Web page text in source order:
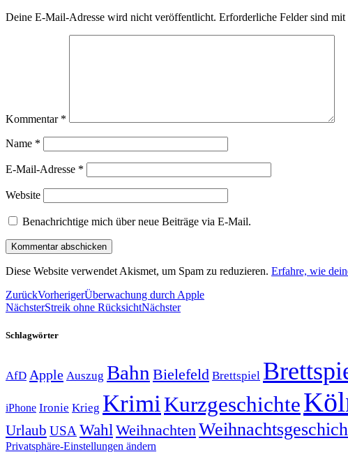
Deine E-Mail-Adresse wird nicht veröffentlicht. Erforderliche Felder sind mit
Kommentar *
Name *
E-Mail-Adresse *
Website
Benachrichtige mich über neue Beiträge via E-Mail.
Diese Website verwendet Akismet, um Spam zu reduzieren. Erfahre, wie
ZurückVorherigerÜberwachung durch Apple
NächsterStreik ohne RücksichtNächster
Schlagwörter
AfD Apple Auszug Bahn Bielefeld Brettspiel
iPhone Ironie Krieg Krimi Kurzgeschichte
Urlaub USA Wahl Weihnachten
Privatsphäre-Einstellungen ändern